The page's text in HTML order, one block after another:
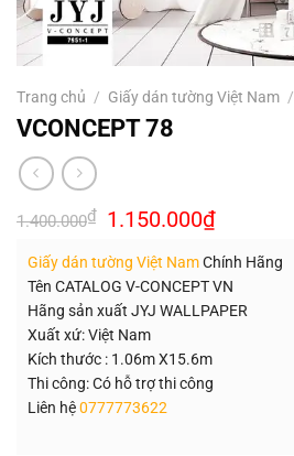
Trang chủ / Giấy dán tường Việt Nam /
VCONCEPT 78
1.400.000₫ Giá
gốc
1.400.000₫.
1.150.000₫Giá
hiện
là:
1.150.000₫.
Giấy dán tường Việt NamChính Hãng
Tên CATALOG V-CONCEPT VN
Hãng sản xuất JYJ WALLPAPER
Xuất xứ: Việt Nam
Kích thước : 1.06m X15.6m
Thi công: Có hỗ trợ thi công
Liên hệ0777773622